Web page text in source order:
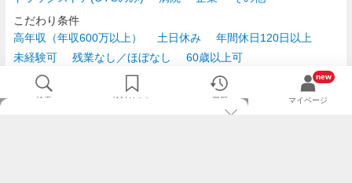
こだわり条件
高年収（年収600万以上）
土日休み
年間休日120日以上
未経験可
残業なし／ほぼなし
60歳以上可
時給2,500円以上
検索 検討リスト 履歴
new
マイページ